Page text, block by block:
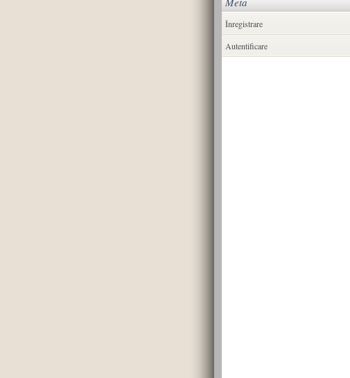
Înregistrare
Autentificare